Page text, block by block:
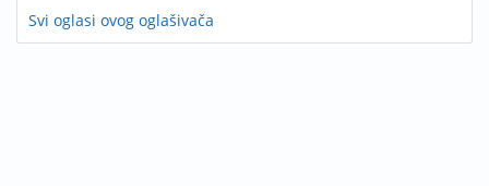
Svi oglasi ovog oglašivača